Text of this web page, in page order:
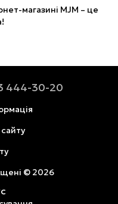
магазині MJM – це
444-30-20
© 2026